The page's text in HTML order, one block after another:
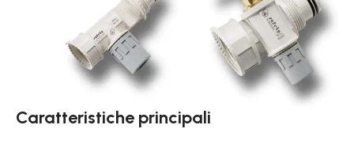
Caratteristiche principali